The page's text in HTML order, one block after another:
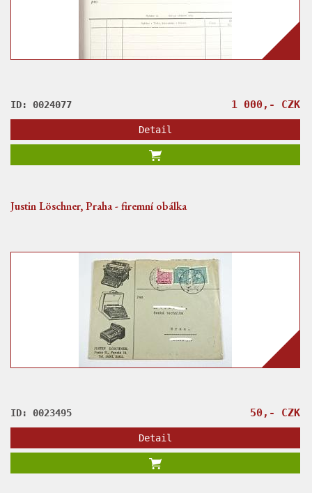
ID: 0024077 1 000,- CZK
Detail
Justin Löschner, Praha - firemní obálka
ID: 0023495 50,- CZK
Detail